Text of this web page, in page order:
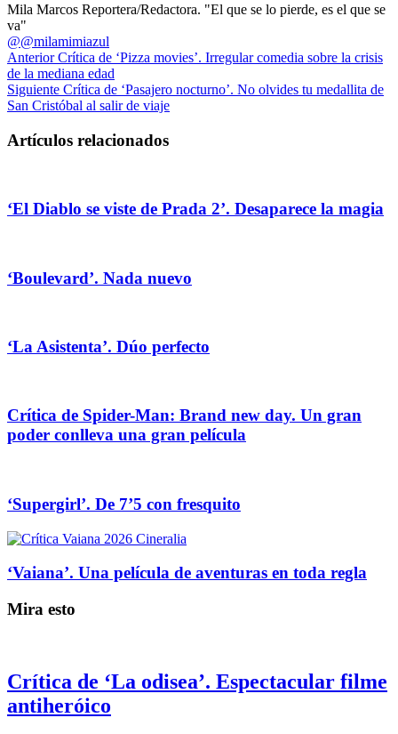
Mila Marcos Reportera/Redactora. "El que se lo pierde, es el que se
va"
@@milamimiazul
AnteriorCrítica de ‘Pizza movies’. Irregular comedia sobre la crisis
de la mediana edad
Siguiente Crítica de ‘Pasajero nocturno’. No olvides tu medallita de
San Cristóbal al salir de viaje
Artículos relacionados
‘El Diablo se viste de Prada 2’. Desaparece la magia
‘Boulevard’. Nada nuevo
‘La Asistenta’. Dúo perfecto
Crítica de Spider-Man: Brand new day. Un gran
poder conlleva una gran película
‘Supergirl’. De 7’5 con fresquito
‘Vaiana’. Una película de aventuras en toda regla
Mira esto
Crítica de ‘La odisea’. Espectacular filme
antiheróico